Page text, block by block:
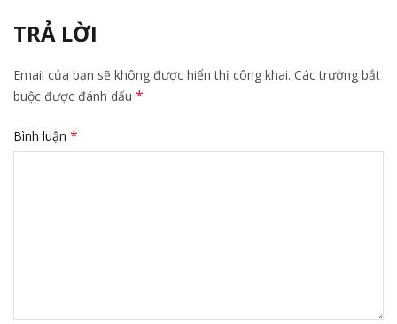
TRẢ LỜI
Email của bạn sẽ không được hiển thị công khai. Các trường bắt
buộc được đánh dấu *
Bình luận *